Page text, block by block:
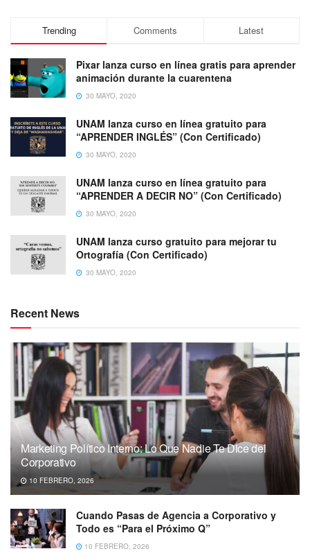
Trending Comments Latest
Pixar lanza curso en línea gratis para aprender
animación durante la cuarentena
30 MAYO, 2020
UNAM lanza curso en línea gratuito para
“APRENDER INGLÉS” (Con Certificado)
30 MAYO, 2020
UNAM lanza curso en línea gratuito para
“APRENDER A DECIR NO” (Con Certificado)
30 MAYO, 2020
UNAM lanza curso gratuito para mejorar tu
Ortografía (Con Certificado)
30 MAYO, 2020
Recent News
Marketing Político Interno: Lo Que Nadie Te Dice del
Corporativo
10 FEBRERO, 2026
Cuando Pasas de Agencia a Corporativo y
Todo es “Para el Próximo Q”
10 FEBRERO, 2026